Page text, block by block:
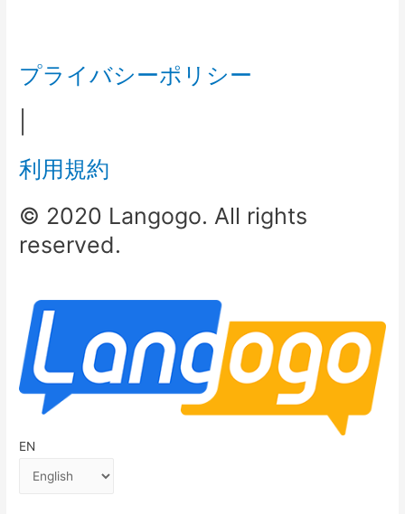
プライバシーポリシー
利用規約
© 2020 Langogo. All rights
reserved.
EN